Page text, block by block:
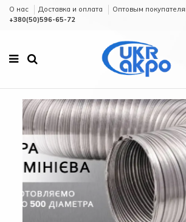
О нас Доставка и оплата Оптовым
+380(50)596-65-72